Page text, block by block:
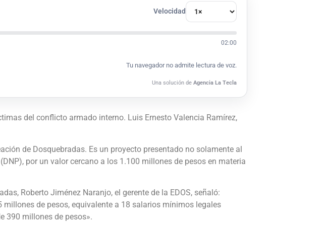
Velocidad
02:00
Tu navegador no admite lectura de voz.
Una solución de Agencia La Tecla
del conflicto armado interno. Luis Ernesto Valencia Ramírez,
de Dosquebradas. Es un proyecto presentado no solamente al
por un valor cercano a los 1.100 millones de pesos en materia
Roberto Jiménez Naranjo, el gerente de la EDOS, señaló:
de pesos, equivalente a 18 salarios mínimos legales
390 millones de pesos».